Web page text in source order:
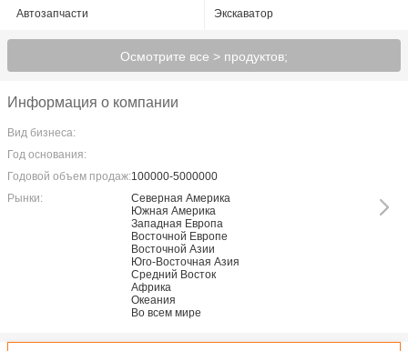
Автозапчасти
Экскаватор
Осмотрите все > продуктов;
Информация о компании
Вид бизнеса:
Год основания:
Годовой объем продаж:100000-5000000
Рынки:
Северная Америка
Южная Америка
Западная Европа
Восточной Европе
Восточной Азии
Юго-Восточная Азия
Средний Восток
Африка
Океания
Во всем мире